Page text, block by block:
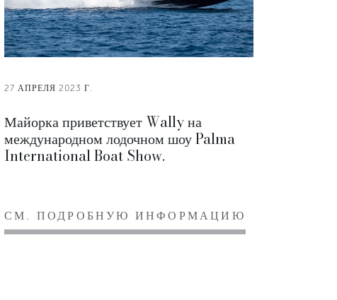
27 АПРЕЛЯ 2023 Г.
Майорка приветствует Wally на
международном лодочном шоу Palma
International Boat Show.
СМ. ПОДРОБНУЮ ИНФОРМАЦИЮ